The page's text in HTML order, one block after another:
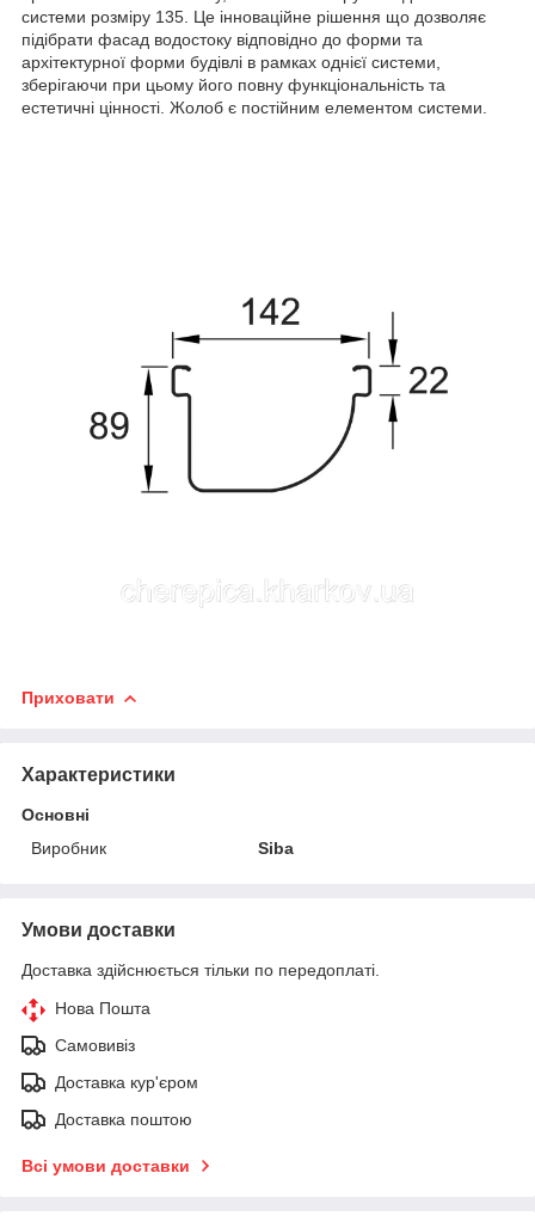
системи розміру 135. Це інноваційне рішення що дозволяє
підібрати фасад водостоку відповідно до форми та
архітектурної форми будівлі в рамках однієї системи,
зберігаючи при цьому його повну функціональність та
естетичні цінності. Жолоб є постійним елементом системи.
Приховати
Характеристики
Основні
Виробник
Siba
Умови доставки
Доставка здійснюється тільки по передоплаті.
Нова Пошта
Самовивіз
Доставка кур'єром
Доставка поштою
Всі умови доставки